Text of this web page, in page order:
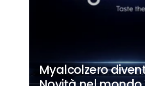
Myalcolzero